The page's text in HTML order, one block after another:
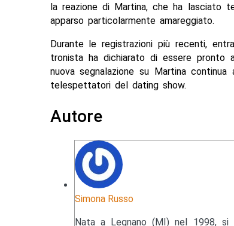
la reazione di Martina, che ha lasciato
apparso particolarmente amareggiato.
Durante le registrazioni più recenti,
tronista ha dichiarato di essere
nuova segnalazione su Martina
telespettatori del dating show.
Autore
Simona Russo
Nata a Legnano (MI) nel 1998, si